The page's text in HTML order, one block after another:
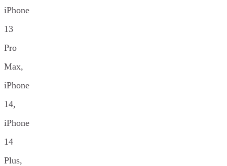
iPhone
13
Pro
Max,
iPhone
14,
iPhone
14
Plus,